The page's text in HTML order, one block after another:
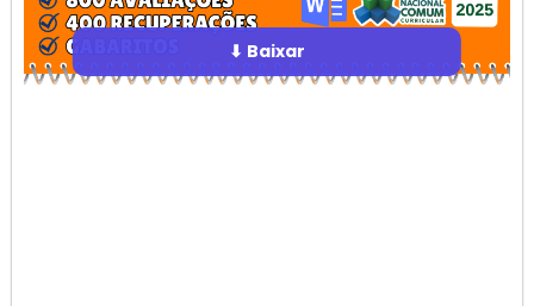
⬇ Baixar